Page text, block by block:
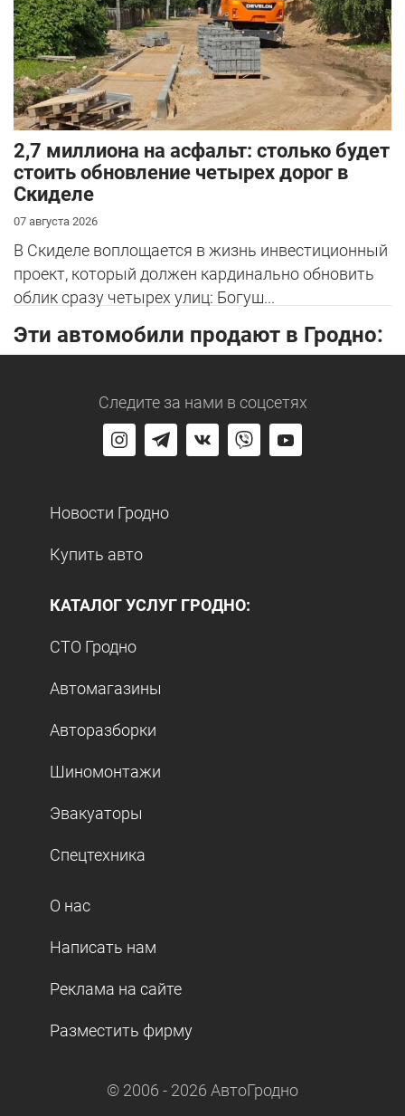
2,7 миллиона на асфальт: столько будет
стоить обновление четырех дорог в
Скиделе
07 августа 2026
В Скиделе воплощается в жизнь инвестиционный
проект, который должен кардинально обновить
облик сразу четырех улиц: Богуш...
Эти автомобили продают в Гродно:
Следите за нами в соцсетях
Новости Гродно
Купить авто
КАТАЛОГ УСЛУГ ГРОДНО:
СТО Гродно
Автомагазины
Авторазборки
Шиномонтажи
Эвакуаторы
Спецтехника
О нас
Написать нам
Реклама на сайте
Разместить фирму
© 2006 - 2026 АвтоГродно